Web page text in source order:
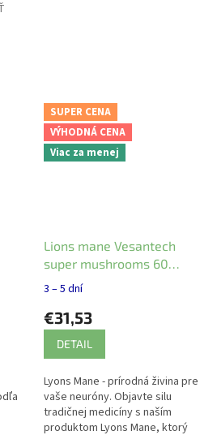
SUPER CENA
VÝHODNÁ CENA
Viac za menej
Lions mane Vesantech
super mushrooms 60
kapsúl
3 – 5 dní
€31,53
DETAIL
Lyons Mane - prírodná živina pre
vaše neuróny. Objavte silu
tradičnej medicíny s naším
produktom Lyons Mane, ktorý